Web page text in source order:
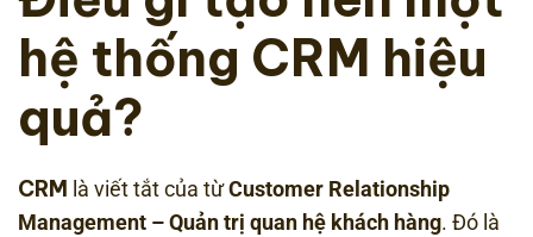
hệ thống CRM hiệu
quả?
CRM là viết tắt của từCustomer Relationship
Management – Quản trị quan hệ khách hàng. Đó là